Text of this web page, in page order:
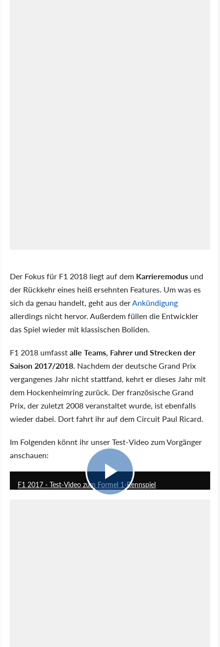
Der Fokus für F1 2018 liegt auf dem Karrieremodus und
der Rückkehr eines heiß ersehnten Features. Um was es
sich da genau handelt, geht aus derAnkündigung
allerdings nicht hervor. Außerdem füllen die Entwickler
das Spiel wieder mit klassischen Boliden.
F1 2018 umfasstalle Teams, Fahrer und Strecken der
Saison 2017/2018. Nachdem der deutsche Grand Prix
vergangenes Jahr nicht stattfand, kehrt er dieses Jahr mit
dem Hockenheimring zurück. Der französische Grand
Prix, der zuletzt 2008 veranstaltet wurde, ist ebenfalls
wieder dabei. Dort fahrt ihr auf dem Circuit Paul Ricard.
Im Folgenden könnt ihr unser Test-Video zum Vorgänger
anschauen:
F1 2017 - Test-Video zum Formel 1-Rennspiel